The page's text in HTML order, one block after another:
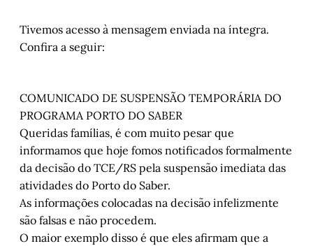
Tivemos acesso à mensagem enviada na íntegra.
Confira a seguir:
COMUNICADO DE SUSPENSÃO TEMPORÁRIA DO
PROGRAMA PORTO DO SABER
Queridas famílias, é com muito pesar que
informamos que hoje fomos notificados formalmente
da decisão do TCE/RS pela suspensão imediata das
atividades do Porto do Saber.
As informações colocadas na decisão infelizmente
são falsas e não procedem.
O maior exemplo disso é que eles afirmam que a